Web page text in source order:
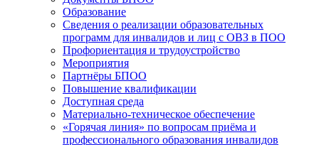
Образование
Сведения о реализации образовательных
программ для инвалидов и лиц с ОВЗ в ПОО
Профориентация и трудоустройство
Мероприятия
Партнёры БПОО
Повышение квалификации
Доступная среда
Материально-техническое обеспечение
«Горячая линия» по вопросам приёма и
профессионального образования инвалидов